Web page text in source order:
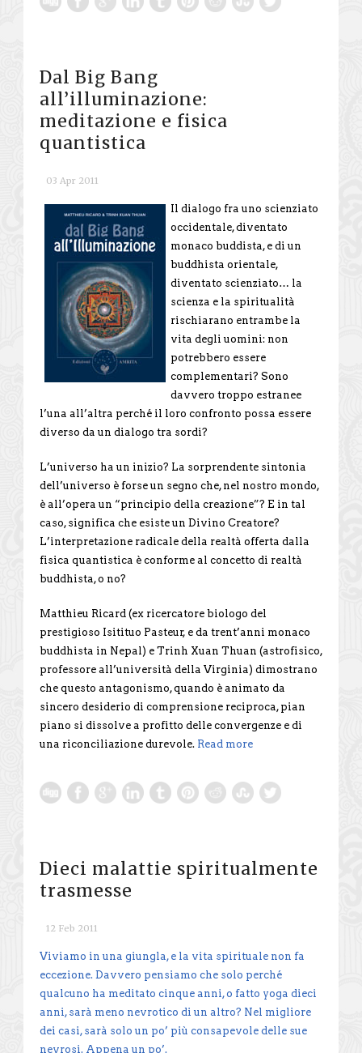
Dal Big Bang
all’illuminazione:
meditazione e fisica
quantistica
03 Apr 2011
Il dialogo fra uno scienziato
occidentale, diventato
monaco buddista, e di un
buddhista orientale,
diventato scienziato… la
scienza e la spiritualità
rischiarano entrambe la
vita degli uomini: non
potrebbero essere
complementari? Sono
davvero troppo estranee
l’una all’altra perché il loro confronto possa essere
diverso da un dialogo tra sordi?
L’universo ha un inizio? La sorprendente sintonia
dell’universo è forse un segno che, nel nostro mondo,
è all’opera un “principio della creazione”? E in tal
caso, significa che esiste un Divino Creatore?
L’interpretazione radicale della realtà offerta dalla
fisica quantistica è conforme al concetto di realtà
buddhista, o no?
Matthieu Ricard (ex ricercatore biologo del
prestigioso Isitituo Pasteur, e da trent’anni monaco
buddhista in Nepal) e Trinh Xuan Thuan (astrofisico,
professore all’università della Virginia) dimostrano
che questo antagonismo, quando è animato da
sincero desiderio di comprensione reciproca, pian
piano si dissolve a profitto delle convergenze e di
una riconciliazione durevole. Read more
Dieci malattie spiritualmente
trasmesse
12 Feb 2011
Viviamo in una giungla, e la vita spirituale non fa
eccezione. Davvero pensiamo che solo perché
qualcuno ha meditato cinque anni, o fatto yoga dieci
anni, sarà meno nevrotico di un altro? Nel migliore
dei casi, sarà solo un po’ più consapevole delle sue
nevrosi. Appena un po’.